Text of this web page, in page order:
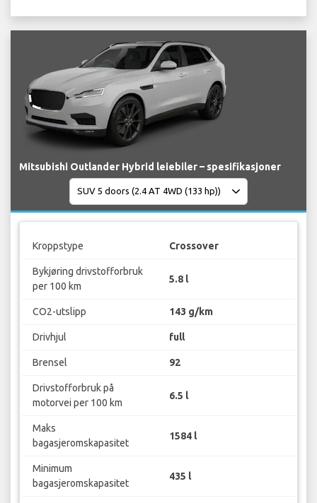
Mitsubishi Outlander Hybrid leiebiler – spesifikasjoner
Kroppstype Crossover
Bykjøring drivstofforbruk
per 100 km
5.8 l
CO2-utslipp 143 g/km
Drivhjul full
Brensel 92
Drivstofforbruk på
motorvei per 100 km
6.5 l
Maks
bagasjeromskapasitet
1584 l
Minimum
bagasjeromskapasitet
435 l